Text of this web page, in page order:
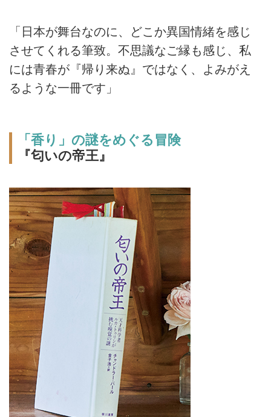
「日本が舞台なのに、どこか異国情緒を感じ
させてくれる筆致。不思議なご縁も感じ、私
には青春が『帰り来ぬ』ではなく、よみがえ
るような一冊です」
「香り」の謎をめぐる冒険
『匂いの帝王』